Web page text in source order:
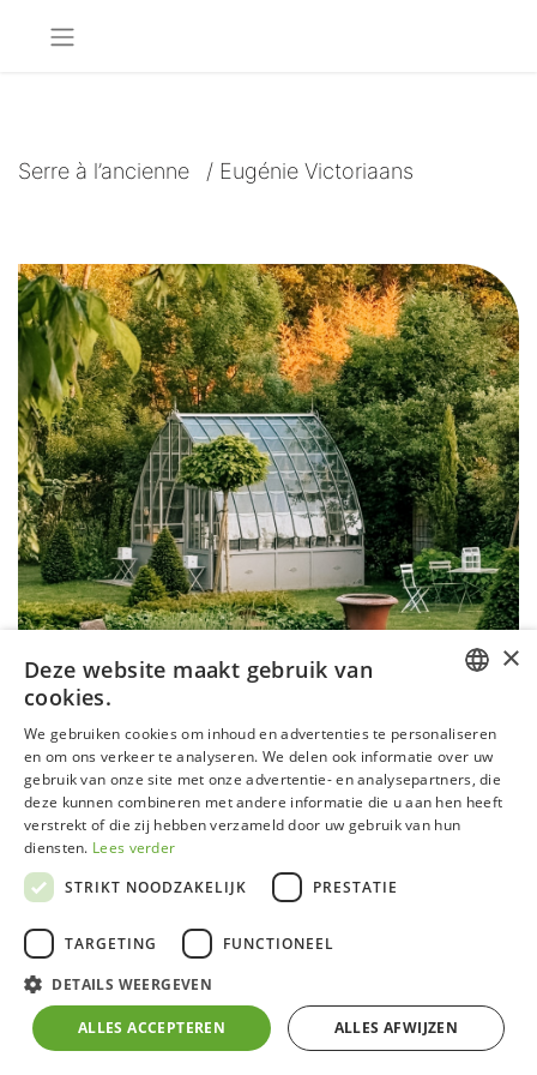
Serre à l’ancienne / Eugénie Victoriaans
Eugénie Victoriaans
Aluminium structuur
4mm veiligheidsglas
Inox bouten en moeren
Zijdelingse ventilatie
Draaideur met slot
GERMAN
FRENCH
×
Deze website maakt gebruik van
cookies.
We gebruiken cookies om inhoud en advertenties te personaliseren
en om ons verkeer te analyseren. We delen ook informatie over uw
gebruik van onze site met onze advertentie- en analysepartners, die
deze kunnen combineren met andere informatie die u aan hen heeft
verstrekt of die zij hebben verzameld door uw gebruik van hun
diensten. Lees verder
STRIKT NOODZAKELIJK
PRESTATIE
TARGETING FUNCTIONEEL
DETAILS WEERGEVEN
ALLES ACCEPTEREN ALLES AFWIJZEN